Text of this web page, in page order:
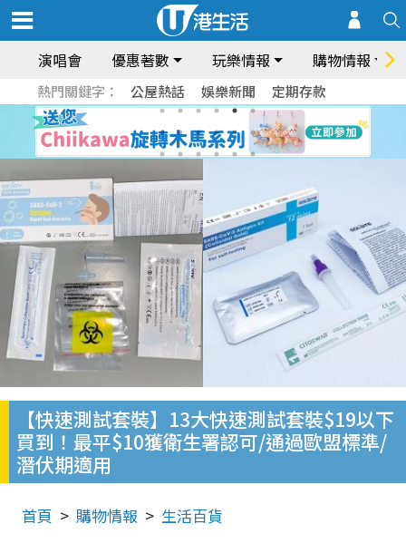
演唱會 優惠著數 玩樂情報 購物情報
熱門關鍵字： 公屋熱話 娛樂新聞 定期存款
【快速測試套裝】13大快速測試套裝$19以下
買到！最平$10獲衛生署認可/通過歐盟標準/
潛伏期適用
首頁 購物情報 生活百貨